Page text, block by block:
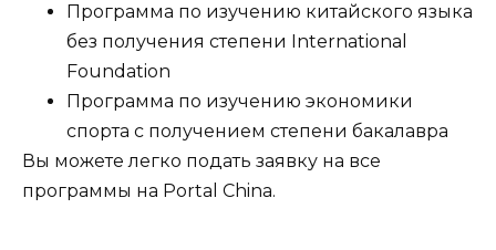
Программа по изучению китайского языка
без получения степени International
Foundation
Программа по изучению экономики
спорта с получением степени бакалавра
Вы можете легко подать заявку на все
программы на Portal China.